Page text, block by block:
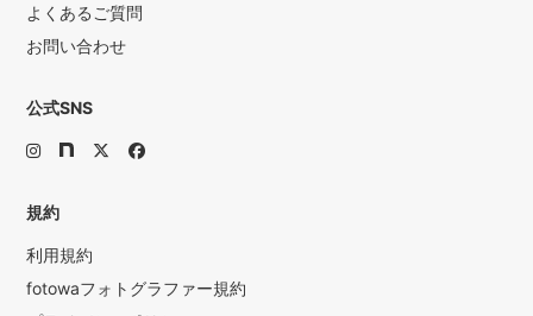
❸撮影当日 お打ち合わせさせていただいた流れと状況に合わ
せて撮影いたします。
す。
ご予約のお時間に遅れてしまった場合、撮影枚数が少なくな
余裕を持って出発されることをお勧めします。
⚠️普段遊び慣れているオモチャなどお気に入りのものがござ
いましたら是非お持ちください。
よくあるご質問
お問い合わせ
公式SNS
規約
利用規約
fotowaフォトグラファー規約